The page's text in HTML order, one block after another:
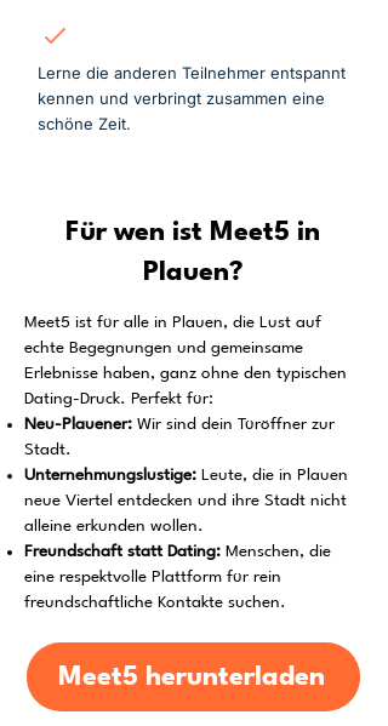
Lerne die anderen Teilnehmer entspannt
kennen und verbringt zusammen eine
schöne Zeit.
Für wen ist Meet5 in
Plauen?
Meet5 ist für alle in Plauen, die Lust auf
echte Begegnungen und gemeinsame
Erlebnisse haben, ganz ohne den typischen
Dating-Druck. Perfekt für:
Neu-Plauener: Wir sind dein Türöffner zur
Stadt.
Unternehmungslustige: Leute, die in Plauen
neue Viertel entdecken und ihre Stadt nicht
alleine erkunden wollen.
Freundschaft statt Dating: Menschen, die
eine respektvolle Plattform für rein
freundschaftliche Kontakte suchen.
Meet5 herunterladen